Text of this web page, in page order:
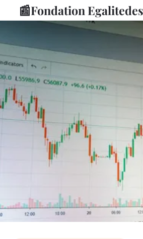
📰Fondation